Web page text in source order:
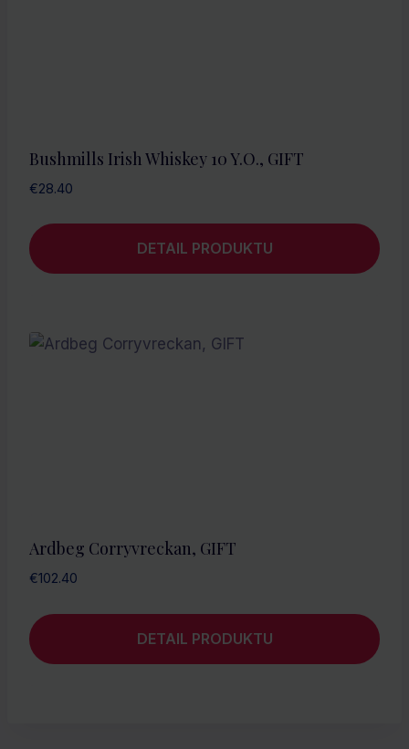
Bushmills Irish Whiskey 10 Y.O., GIFT
€28.40
DETAIL PRODUKTU
Ardbeg Corryvreckan, GIFT
€102.40
DETAIL PRODUKTU